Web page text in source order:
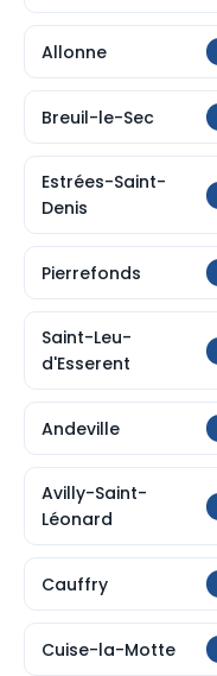
Allonne
Breuil-le-Sec
Estrées-Saint-
Denis
Pierrefonds
Saint-Leu-
d'Esserent
Andeville
Avilly-Saint-
Léonard
Cauffry
Cuise-la-Motte